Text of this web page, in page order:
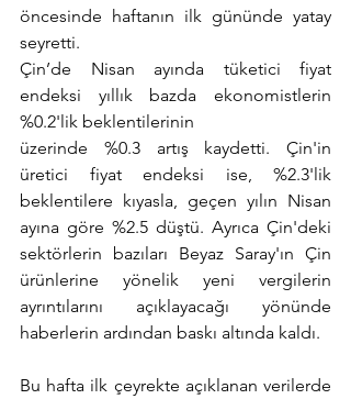
öncesinde haftanın ilk gününde yatay
seyretti.
Çin’de Nisan ayında tüketici fiyat
endeksi yıllık bazda ekonomistlerin
%0.2'lik beklentilerinin
üzerinde %0.3 artış kaydetti. Çin'in
üretici fiyat endeksi ise, %2.3'lik
beklentilere kıyasla, geçen yılın Nisan
ayına göre %2.5 düştü. Ayrıca Çin'deki
sektörlerin bazıları Beyaz Saray'ın Çin
ürünlerine yönelik yeni vergilerin
ayrıntılarını açıklayacağı yönünde
haberlerin ardından baskı altında kaldı.
Bu hafta ilk çeyrekte açıklanan verilerde